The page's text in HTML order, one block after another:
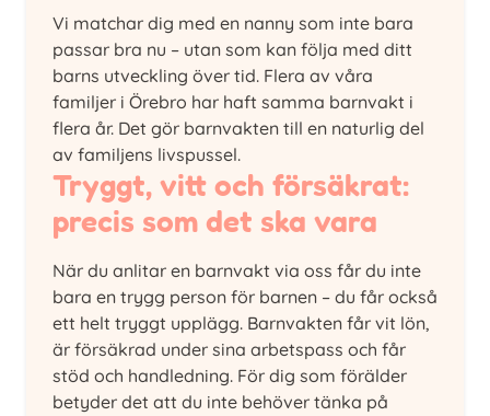
Vi matchar dig med en nanny som inte bara
passar bra nu – utan som kan följa med ditt
barns utveckling över tid. Flera av våra
familjer i Örebro har haft samma barnvakt i
flera år. Det gör barnvakten till en naturlig del
av familjens livspussel.
Tryggt, vitt och försäkrat:
precis som det ska vara
När du anlitar en barnvakt via oss får du inte
bara en trygg person för barnen – du får också
ett helt tryggt upplägg. Barnvakten får vit lön,
är försäkrad under sina arbetspass och får
stöd och handledning. För dig som förälder
betyder det att du inte behöver tänka på